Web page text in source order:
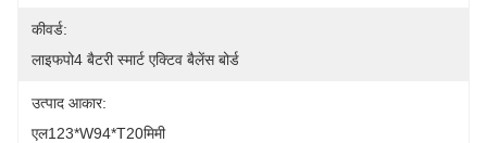
कीवर्ड:
लाइफपो4 बैटरी स्मार्ट एक्टिव बैलेंस बोर्ड
उत्पाद आकार:
एल123*W94*T20मिमी